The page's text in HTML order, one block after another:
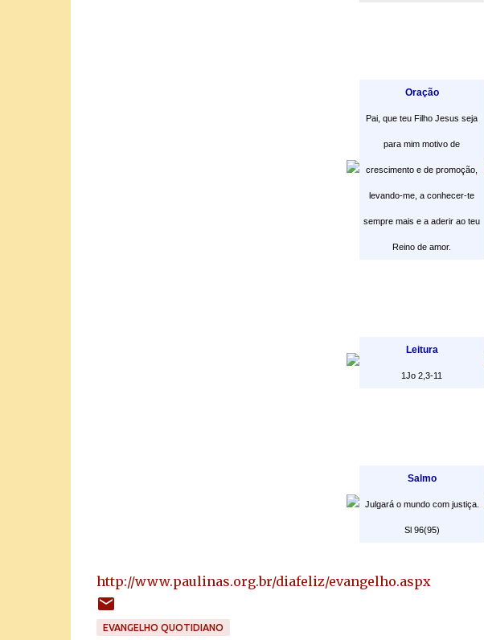
Oração
Pai, que teu Filho Jesus seja
para mim motivo de
crescimento e de promoção,
levando-me, a conhecer-te
sempre mais e a aderir ao teu
Reino de amor.
Leitura
1Jo 2,3-11
Salmo
Julgará o mundo com justiça.
Sl 96(95)
http://www.paulinas.org.br/diafeliz/evangelho.aspx
EVANGELHO QUOTIDIANO